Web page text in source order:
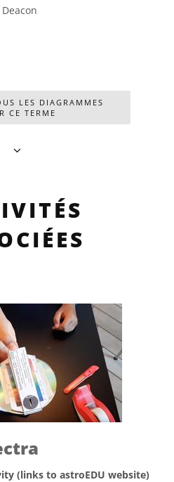
Commons (CC) Attribution 4.0
LES DIAGRAMMES
CE TERME
(links to astroEDU website)